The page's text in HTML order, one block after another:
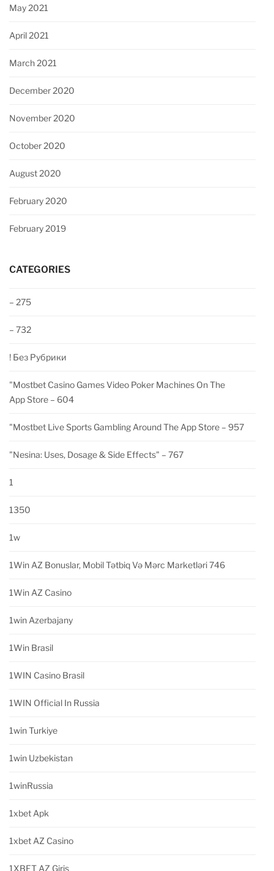
May 2021
April 2021
March 2021
December 2020
November 2020
October 2020
August 2020
February 2020
February 2019
CATEGORIES
– 275
– 732
! Без Рубрики
"‎mostbet Casino Games Video Poker Machines On The
App Store – 604
"‎mostbet Live Sports Gambling Around The App Store – 957
"nesina: Uses, Dosage & Side Effects" – 767
1
1350
1w
1Win AZ Bonuslar, Mobil Tətbiq Və Mərc Marketləri 746
1Win AZ Casino
1win Azerbajany
1Win Brasil
1WIN Casino Brasil
1WIN Official In Russia
1win Turkiye
1win Uzbekistan
1winRussia
1xbet Apk
1xbet AZ Casino
1XBET AZ Giriş